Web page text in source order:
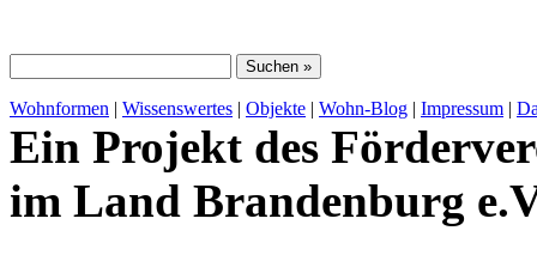
Wohnformen | Wissenswertes | Objekte | Wohn-Blog | Impressum |
Ein Projekt des
im Land Brandenburg